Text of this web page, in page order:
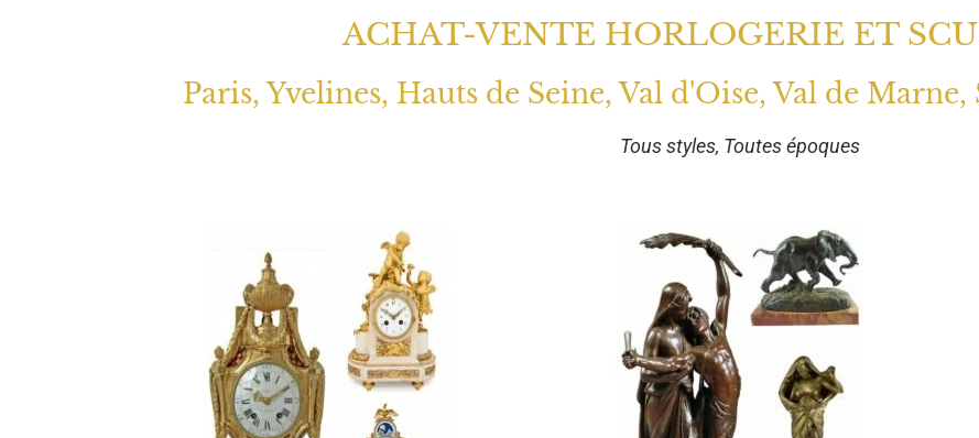
ACHAT-VENTE HORLOGERIE ET
Paris, Yvelines, Hauts de Seine, Val d'Oise, Val de
Tous styles, Toutes époques